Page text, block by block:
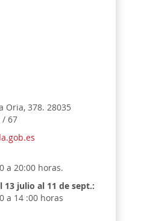
Oria, 378. 28035
/ 67
a 20:00 horas.
13 julio al 11 de sept.:
a 14 :00 horas